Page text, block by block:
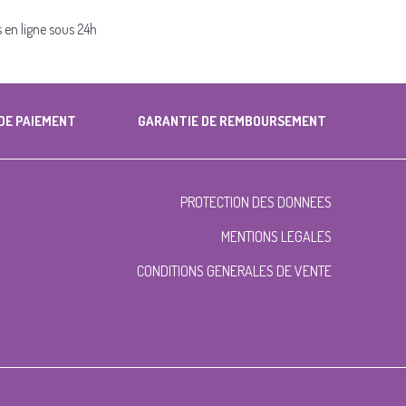
en ligne sous 24h
PAIEMENT GARANTIE DE REMBOURSEMENT
PROTECTION DES DONNEES
MENTIONS LEGALES
CONDITIONS GENERALES DE VENTE